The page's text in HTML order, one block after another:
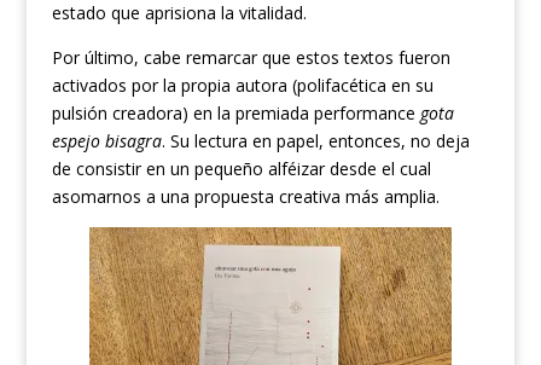
estado que aprisiona la vitalidad.
Por último, cabe remarcar que estos textos fueron
activados por la propia autora (polifacética en su
pulsión creadora) en la premiada performance gota
espejo bisagra. Su lectura en papel, entonces, no deja
de consistir en un pequeño alféizar desde el cual
asomarnos a una propuesta creativa más amplia.